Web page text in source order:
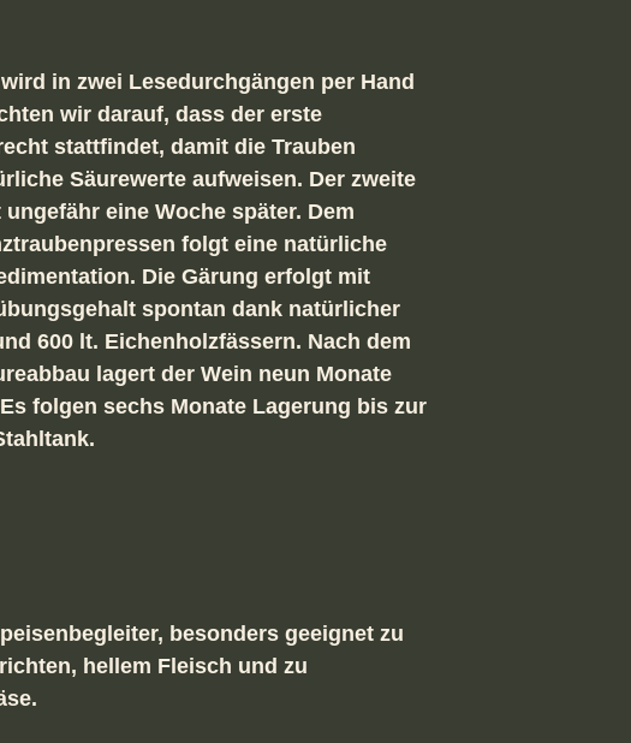
in zwei Lesedurchgängen per Hand
wir darauf, dass der erste
stattfindet, damit die Trauben
Säurewerte aufweisen. Der zweite
eine Woche später. Dem
folgt eine natürliche
Die Gärung erfolgt mit
spontan dank natürlicher
600 lt. Eichenholzfässern. Nach dem
lagert der Wein neun Monate
folgen sechs Monate Lagerung bis zur
besonders geeignet zu
hellem Fleisch und zu